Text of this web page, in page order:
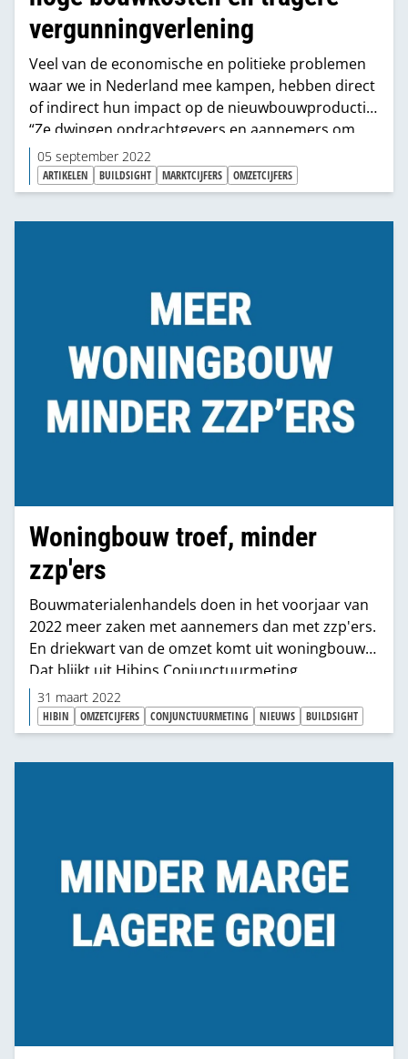
vergunningverlening
Veel van de economische en politieke problemen
waar we in Nederland mee kampen, hebben direct
of indirect hun impact op de nieuwbouwproductie.
“Ze dwingen opdrachtgevers en aannemers om
hun projecten te heroverwegen en het leidt tot
extra vertraging van het bouwproces”, stelt
marktonderzoeker Michel van Eekert van
Buildsight.
05 september 2022
ARTIKELEN BUILDSIGHT MARKTCIJFERS OMZETCIJFERS
Woningbouw troef, minder
zzp'ers
Bouwmaterialenhandels doen in het voorjaar van
2022 meer zaken met aannemers dan met zzp'ers.
En driekwart van de omzet komt uit woningbouw.
Dat blijkt uit Hibins Conjunctuurmeting.
31 maart 2022
HIBIN OMZETCIJFERS CONJUNCTUURMETING NIEUWS BUILDSIGHT